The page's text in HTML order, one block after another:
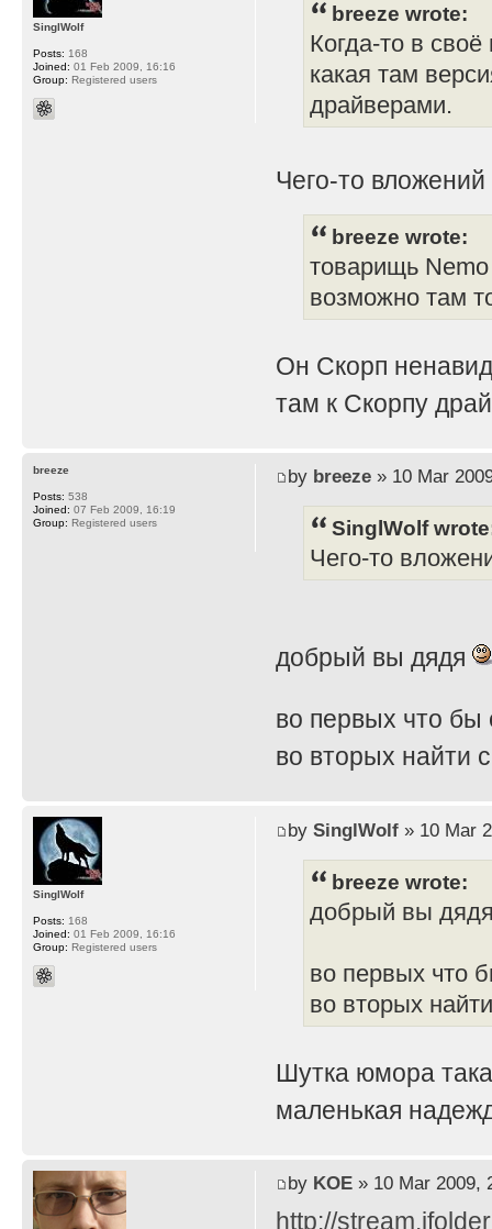
breeze wrote:
Когда-то в
какая там
драйверами.
Чего-то
breeze wrote:
товарищь
возможно там
Он Скорп
там к Скорпу
SinglWolf
Posts: 168
Joined: 01 Feb 2009, 16:16
Group: Registered users
by breeze» 10 Mar
SinglWolf
Чего-то
добрый вы дядя
во первых что бы
во вторых найти
breeze
Posts: 538
Joined: 07 Feb 2009, 16:19
Group: Registered users
by SinglWolf» 10 Mar
breeze wrote:
добрый вы
во первых что
во вторых
Шутка юмора
маленькая
SinglWolf
Posts: 168
Joined: 01 Feb 2009, 16:16
Group: Registered users
by KOE» 10 Mar 2009,
http://